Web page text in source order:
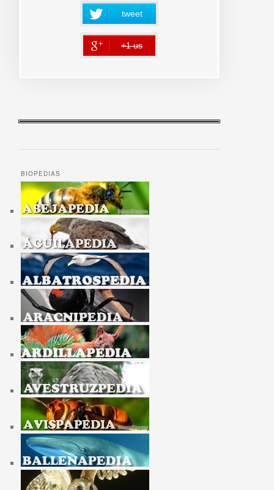
tweet
+1 us
error
BIOPEDIAS